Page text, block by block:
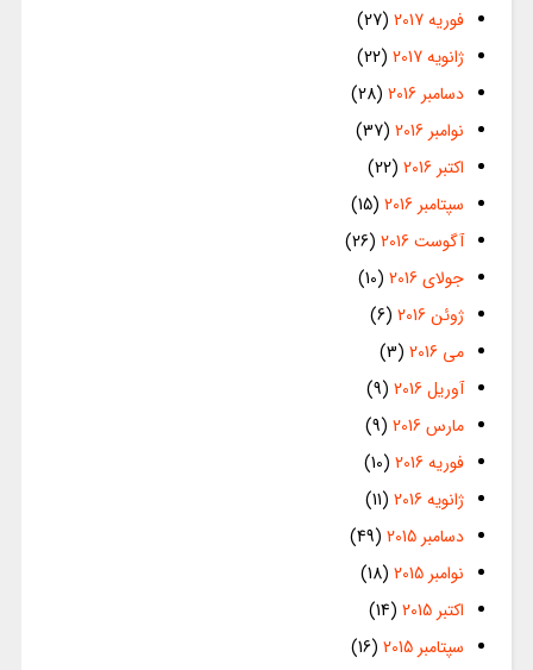
فوریه 2017
(27)
ژانویه 2017
(22)
دسامبر 2016
(28)
نوامبر 2016
(37)
اکتبر 2016
(22)
سپتامبر 2016
(15)
آگوست 2016
(26)
جولای 2016
(10)
ژوئن 2016
(6)
می 2016
(3)
آوریل 2016
(9)
مارس 2016
(9)
فوریه 2016
(10)
ژانویه 2016
(11)
دسامبر 2015
(49)
نوامبر 2015
(18)
اکتبر 2015
(14)
سپتامبر 2015
(16)